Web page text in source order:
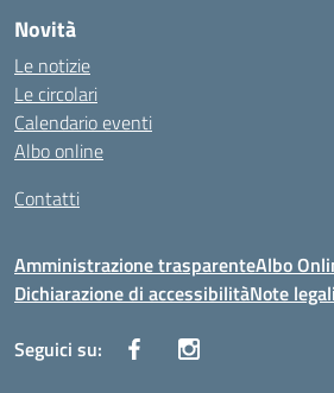
Novità
Le notizie
Le circolari
Calendario eventi
Albo online
Contatti
Amministrazione trasparenteAlbo
Dichiarazione di accessibilitàNote legali
Seguici su: